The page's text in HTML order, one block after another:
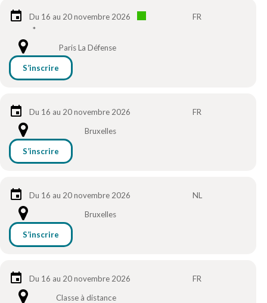
Du 16 au 20 novembre 2026
*
FR
Paris La Défense
S’inscrire
Du 16 au 20 novembre 2026
FR
Bruxelles
S’inscrire
Du 16 au 20 novembre 2026
NL
Bruxelles
S’inscrire
Du 16 au 20 novembre 2026
FR
Classe à distance